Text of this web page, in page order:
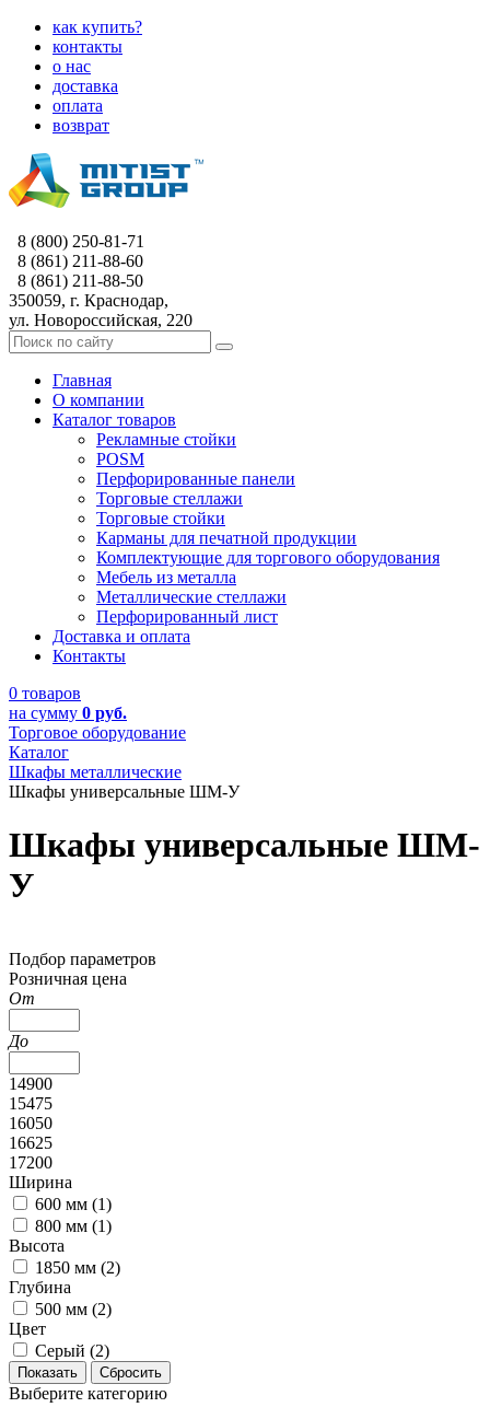
как купить?
контакты
о нас
доставка
оплата
возврат
8 (800) 250-81-71
8 (861) 211-88-60
8 (861) 211-88-50
350059, г. Краснодар,
ул. Новороссийская, 220
Главная
О компании
Каталог товаров
Рекламные стойки
POSM
Перфорированные панели
Торговые стеллажи
Торговые стойки
Карманы для печатной продукции
Комплектующие для торгового оборудования
Мебель из металла
Металлические стеллажи
Перфорированный лист
Доставка и оплата
Контакты
0 товаров
на сумму 0 руб.
Торговое оборудование
Каталог
Шкафы металлические
Шкафы универсальные ШМ-У
Шкафы универсальные ШМ-
У
Подбор параметров
Розничная цена
От
До
14900
15475
16050
16625
17200
Ширина
600 мм (1)
800 мм (1)
Высота
1850 мм (2)
Глубина
500 мм (2)
Цвет
Серый (2)
Выберите категорию